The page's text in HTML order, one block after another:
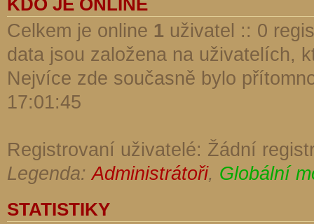
Celkem je online 1 uživatel :: 0
data jsou založena na uživatelích,
Nejvíce zde současně bylo
17:01:45
Registrovaní uživatelé: Žádní
Legenda:Administrátoři, Globální
STATISTIKY